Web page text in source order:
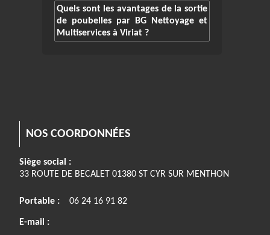
Quels sont les avantages de la sortie
de poubelles par BG Nettoyage et
Multiservices à Viriat ?
NOS COORDONNÉES
Siège social :
33 ROUTE DE BECALET 01380 ST CYR SUR MENTHON
Portable : 06 24 16 91 82
E-mail :